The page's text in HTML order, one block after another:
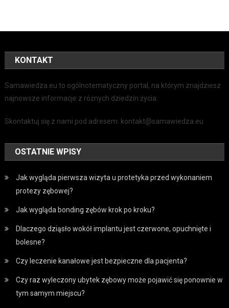
KONTAKT
Samawiedza.eu to ogólnotematyczny portal, na którym znajdziesz
najnowsze informacje z różnych dziedzin życia.
Skontaktuj się z nami pod adresem: kontakt@samawiedza.eu
OSTATNIE WPISY
Jak wygląda pierwsza wizyta u protetyka przed wykonaniem
protezy zębowej?
Jak wygląda bonding zębów krok po kroku?
Dlaczego dziąsło wokół implantu jest czerwone, opuchnięte i
bolesne?
Czy leczenie kanałowe jest bezpieczne dla pacjenta?
Czy raz wyleczony ubytek zębowy może pojawić się ponownie w
tym samym miejscu?